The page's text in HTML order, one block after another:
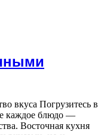
вкуса Погрузитесь в
каждое блюдо —
Восточная кухня